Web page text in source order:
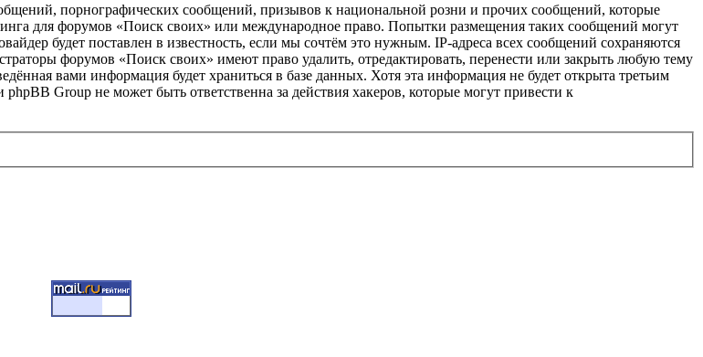
порнографических сообщений, призывов к национальной розни и прочих сообщений, которые
для форумов «Поиск своих» или международное право. Попытки размещения таких сообщений могут
будет поставлен в известность, если мы сочтём это нужным. IP-адреса всех сообщений сохраняются
форумов «Поиск своих» имеют право удалить, отредактировать, перенести или закрыть любую тему
вами информация будет храниться в базе данных. Хотя эта информация не будет открыта третьим
Group не может быть ответственна за действия хакеров, которые могут привести к